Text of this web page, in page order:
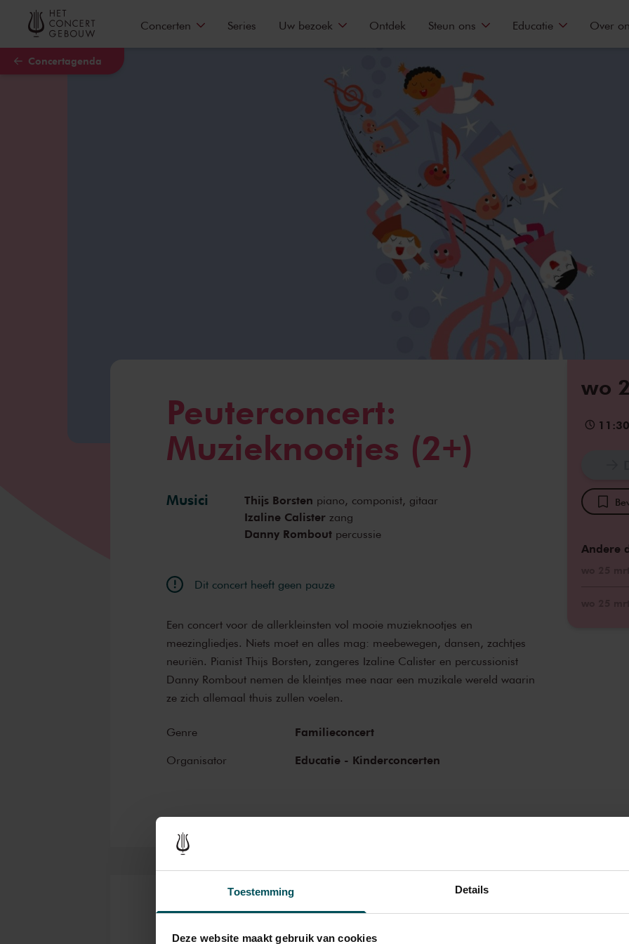
Toestemming Details
Deze website maakt gebruik van cookies
Naar hoofdcontent
Concertagenda
Concerten Series Uw bezoek Ontdek Steun ons Educatie Over
wo
11:30
Andere
Peuterconcert:
Muzieknootjes (2+)
Musici Thijs Borsten piano, componist, gitaar
Izaline Calister zang
Danny Rombout percussie
Dit concert heeft geen pauze
Een concert voor de allerkleinsten vol mooie muzieknootjes en
meezingliedjes. Niets moet en alles mag: meebewegen, dansen, zachtjes
neuriën. Pianist Thijs Borsten, zangeres Izaline Calister en percussionist
Danny Rombout nemen de kleintjes mee naar een muzikale wereld waarin
ze zich allemaal thuis zullen voelen.
Genre Familieconcert
Organisator Educatie - Kinderconcerten
Kaarten